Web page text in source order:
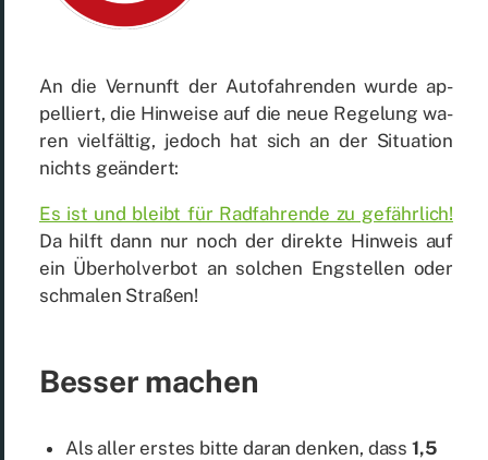
An die Ver­nunft der Au­to­fah­ren­den wur­de ap­
pel­liert, die Hin­wei­se auf die neue Re­ge­lung wa­
ren viel­fäl­tig, je­doch hat sich an der Si­tua­ti­on
nichts ge­än­dert:
Es ist und bleibt für Rad­fah­ren­de zu ge­fähr­lich!
Da hilft dann nur noch der di­rek­te Hin­weis auf
ein Über­hol­ver­bot an sol­chen Eng­stel­len oder
schma­len Stra­ßen!
Bes­ser ma­chen
Als al­ler ers­tes bit­te dar­an den­ken, dass 1,5